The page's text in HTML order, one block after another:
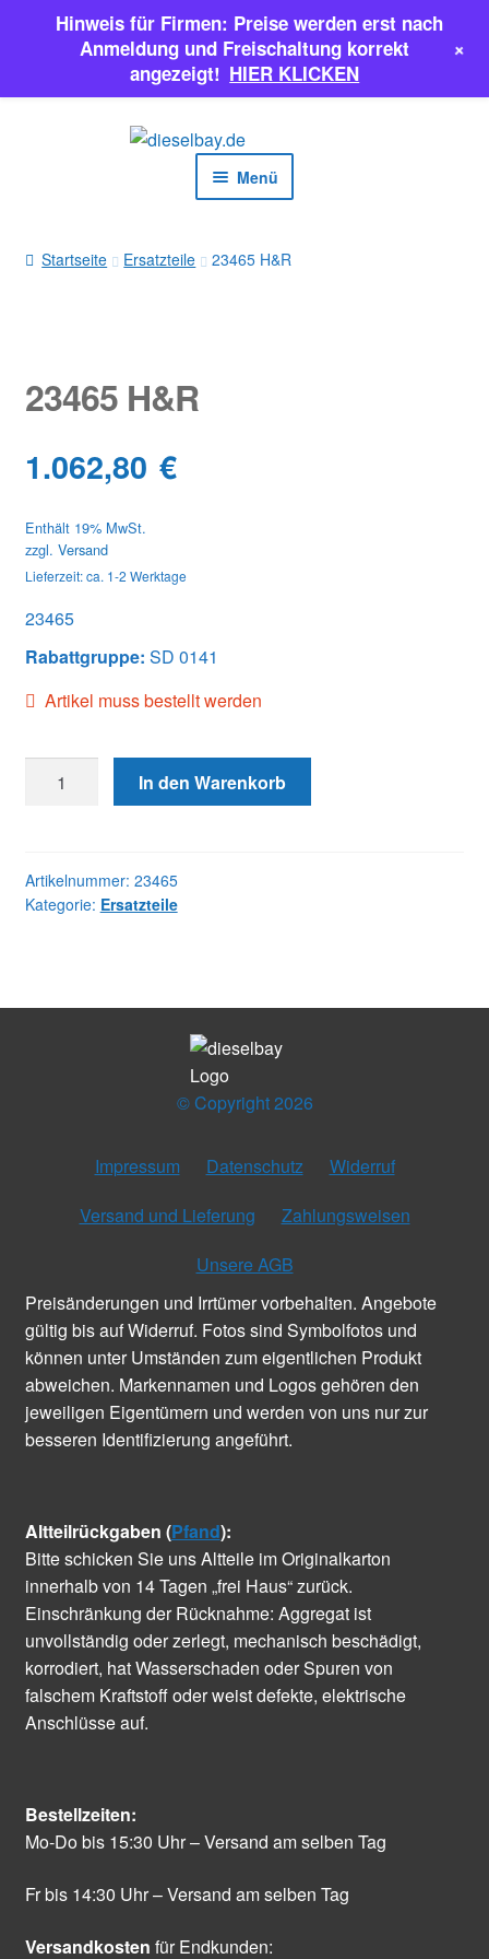
Menü
SALE
Classic Parts
Startseite Ersatzteile 23465 H&R
23465 H&R
1.062,80 €
Enthält 19% MwSt.
zzgl. Versand
Lieferzeit: ca. 1-2 Werktage
23465
Rabattgruppe: SD 0141
Artikel muss bestellt werden
H&R
In den Warenkorb
Artikelnummer: 23465
Kategorie: Ersatzteile
© Copyright 2026
Impressum Datenschutz
Widerruf
Versand und Lieferung
Zahlungsweisen
Unsere AGB
Preisänderungen und Irrtümer vorbehalten. Angebote
gültig bis auf Widerruf. Fotos sind Symbolfotos und
können unter Umständen zum eigentlichen Produkt
abweichen. Markennamen und Logos gehören den
jeweiligen Eigentümern und werden von uns nur zur
besseren Identifizierung angeführt.
Altteilrückgaben (Pfand):
Bitte schicken Sie uns Altteile im Originalkarton
innerhalb von 14 Tagen „frei Haus“ zurück.
Einschränkung der Rücknahme: Aggregat ist
unvollständig oder zerlegt, mechanisch beschädigt,
korrodiert, hat Wasserschaden oder Spuren von
falschem Kraftstoff oder weist defekte, elektrische
Anschlüsse auf.
Bestellzeiten:
Mo-Do bis 15:30 Uhr – Versand am selben Tag
Fr bis 14:30 Uhr – Versand am selben Tag
Versandkosten für Endkunden:
Hinweis für Firmen: Preise werden erst nach
Anmeldung und Freischaltung korrekt
angezeigt! HIER KLICKEN
+